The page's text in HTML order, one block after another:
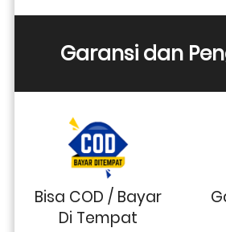
Garansi dan
Bisa COD / Bayar
Di Tempat